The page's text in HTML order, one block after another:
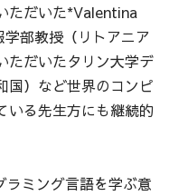
ただいた*Valentina
部教授（リトアニア
ただいたタリン大学デ
国）など世界のコンピ
いる先生方にも継続的
ミング言語を学ぶ意